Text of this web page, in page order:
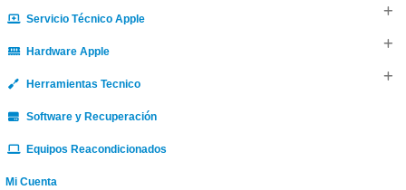
Servicio Técnico Apple
Hardware Apple
Herramientas Tecnico
Software y Recuperación
Equipos Reacondicionados
Mi Cuenta